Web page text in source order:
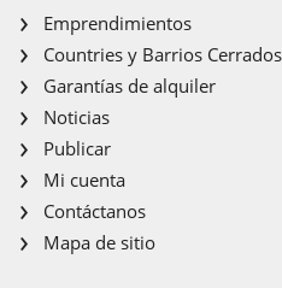
Emprendimientos
Countries y Barrios Cerrados
Garantías de alquiler
Noticias
Publicar
Mi cuenta
Contáctanos
Mapa de sitio